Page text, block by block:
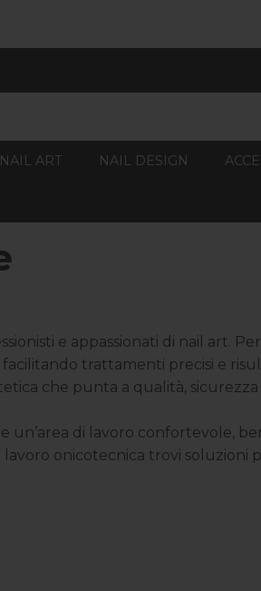
NAIL ART NAIL DESIGN
e appassionati di nail art.
trattamenti precisi e
che punta a qualità,
di lavoro confortevole,
onicotecnica trovi soluzioni